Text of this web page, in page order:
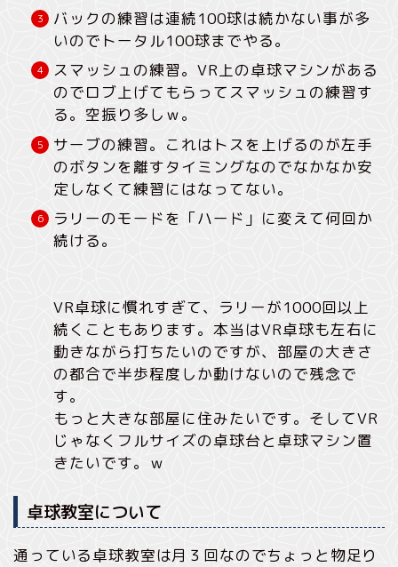
バックの練習は連続100球は続かない事が多
いのでトータル100球までやる。
スマッシュの練習。VR上の卓球マシンがある
のでロブ上げてもらってスマッシュの練習す
る。空振り多しｗ。
サーブの練習。これはトスを上げるのが左手
のボタンを離すタイミングなのでなかなか安
定しなくて練習にはなってない。
ラリーのモードを「ハード」に変えて何回か
続ける。
VR卓球に慣れすぎて、ラリーが1000回以上
続くこともあります。本当はVR卓球も左右に
動きながら打ちたいのですが、部屋の大きさ
の都合で半歩程度しか動けないので残念で
す。
もっと大きな部屋に住みたいです。そしてVR
じゃなくフルサイズの卓球台と卓球マシン置
きたいです。ｗ
卓球教室について
通っている卓球教室は月３回なのでちょっと物足り